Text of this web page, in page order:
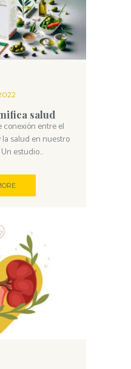
salud
conexión entre el
salud en nuestro
estudio...